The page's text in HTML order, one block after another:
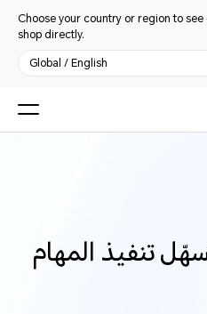
Choose your country or region to
shop directly.
Global / English
تنفيذ المهام